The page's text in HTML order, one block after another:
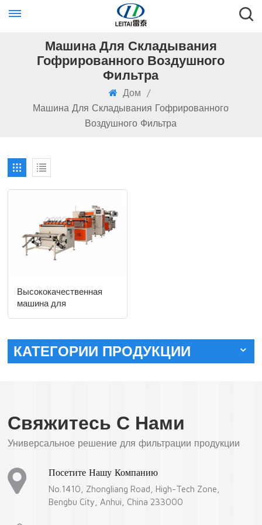
Машина Для Складывания
Гофрированного Воздушного
Фильтра
Дом
/
Машина Для Складывания Гофрированного
Воздушного Фильтра
Высококачественная
машина для
КАТЕГОРИИ ПРОДУКЦИИ
Свяжитесь С Нами
Универсальное решение для фильтрации продукции
Посетите Нашу Компанию
No.1410, Zhongliang Road, High-Tech Zone,
Bengbu City, Anhui, China 233000